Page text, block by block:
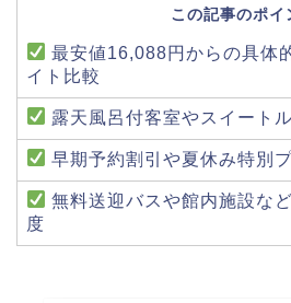
この記事のポイ
最安値16,088円からの具体
イト比較
露天風呂付客室やスイート
早期予約割引や夏休み特別
無料送迎バスや館内施設な
度